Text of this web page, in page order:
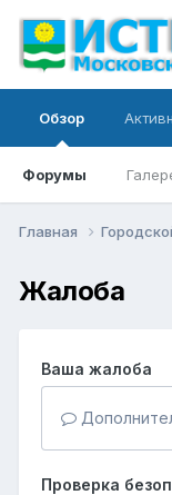
Обзор
Форумы
Главная
Жалоба
Ваша жалоба
Проверка